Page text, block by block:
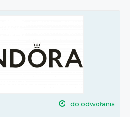
do odwołania